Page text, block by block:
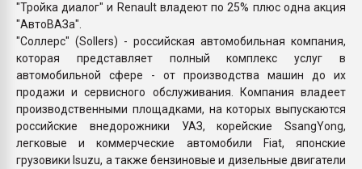
"Тройка диалог" и Renault владеют по 25% плюс одна акция
"АвтоВАЗа".
"Соллерс" (Sollers) - российская автомобильная компания,
которая представляет полный комплекс услуг в
автомобильной сфере - от производства машин до их
продажи и сервисного обслуживания. Компания владеет
производственными площадками, на которых выпускаются
российские внедорожники УАЗ, корейские SsangYong,
легковые и коммерческие автомобили Fiat, японские
грузовики Isuzu, а также бензиновые и дизельные двигатели